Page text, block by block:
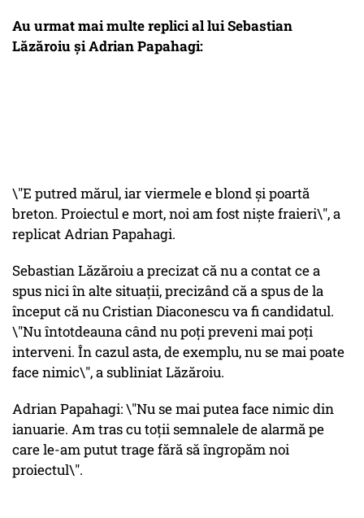
Au urmat mai multe replici al lui Sebastian
Lăzăroiu și Adrian Papahagi:
\"E putred mărul, iar viermele e blond și poartă
breton. Proiectul e mort, noi am fost niște fraieri\", a
replicat Adrian Papahagi.
Sebastian Lăzăroiu a precizat că nu a contat ce a
spus nici în alte situații, precizând că a spus de la
început că nu Cristian Diaconescu va fi candidatul.
\"Nu întotdeauna când nu poți preveni mai poți
interveni. În cazul asta, de exemplu, nu se mai poate
face nimic\", a subliniat Lăzăroiu.
Adrian Papahagi: \"Nu se mai putea face nimic din
ianuarie. Am tras cu toții semnalele de alarmă pe
care le-am putut trage fără să îngropăm noi
proiectul\".